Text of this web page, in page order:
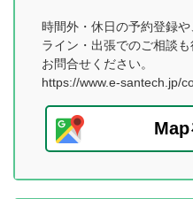
時間外・休日の予約登録
ライン・出張でのご相談
お問合せください。
https://www.e-santech.jp/
Map